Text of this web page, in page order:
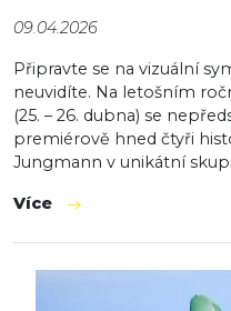
09.04.2026
Připravte se na vizuální
neuvidíte. Na letošním
(25. – 26. dubna) se
premiérově hned čtyři
Jungmann v unikátní
Více